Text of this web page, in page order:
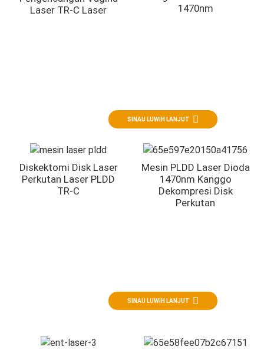
Laser TR-C Laser
1470nm
SINAU LUWIH LANJUT
Diskektomi Disk Laser
Perkutan Laser PLDD
TR-C
Mesin PLDD Laser Dioda
1470nm Kanggo
Dekompresi Disk
Perkutan
SINAU LUWIH LANJUT